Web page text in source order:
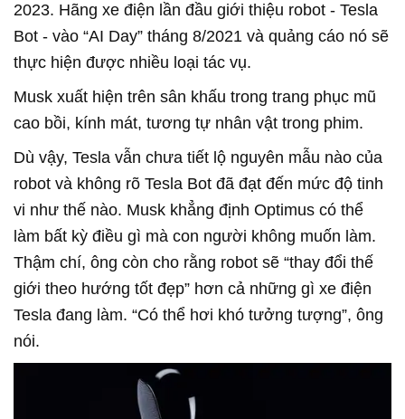
2023. Hãng xe điện lần đầu giới thiệu robot - Tesla
Bot - vào “AI Day” tháng 8/2021 và quảng cáo nó sẽ
thực hiện được nhiều loại tác vụ.
Musk xuất hiện trên sân khấu trong trang phục mũ
cao bồi, kính mát, tương tự nhân vật trong phim.
Dù vậy, Tesla vẫn chưa tiết lộ nguyên mẫu nào của
robot và không rõ Tesla Bot đã đạt đến mức độ tinh
vi như thế nào. Musk khẳng định Optimus có thể
làm bất kỳ điều gì mà con người không muốn làm.
Thậm chí, ông còn cho rằng robot sẽ “thay đổi thế
giới theo hướng tốt đẹp” hơn cả những gì xe điện
Tesla đang làm. “Có thể hơi khó tưởng tượng”, ông
nói.